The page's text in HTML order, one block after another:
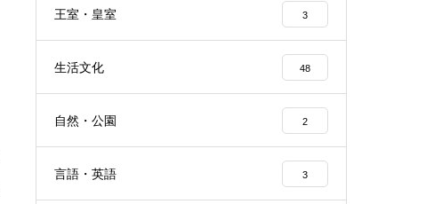
王室・皇室 3
生活文化 48
自然・公園 2
言語・英語 3